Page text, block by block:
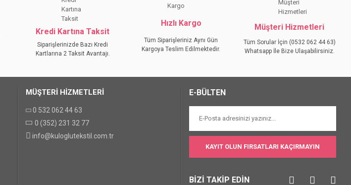
GÖNDER
Kredi Kartına Taksit
Siparişlerinizde Bazı Kredi
Kartlarına 2 Taksit Avantajı.
Hızlı Kargo
Tüm Siparişleriniz Aynı Gün
Kargoya Teslim Edilmektedir.
Müşteri Hizmetleri
Tüm Sorular İçin (0532 062 44 63)
Whatsapp İle Bize Ulaşabilirsiniz.
MÜŞTERİ HİZMETLERİ
0 532 062 44 63
0 (352) 231 32 77
info@kuloglutekstil.com.tr
E-BÜLTEN
KAYIT OLUN FIRSATLARI KAÇIRMAYIN
BİZİ TAKİP EDİN